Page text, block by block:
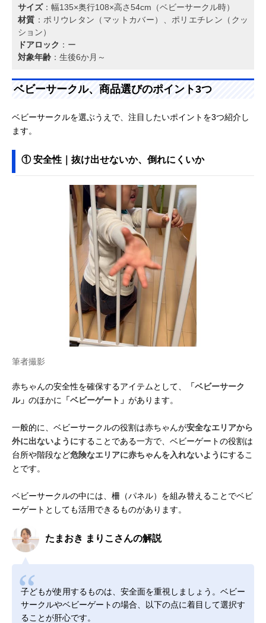
サイズ：幅135×奥行108×高さ54cm（ベビーサークル時）
材質 ：ポリウレタン（マットカバー）、ポリエチレン（クッ
ション）
ドアロック ：ー
対象年齢 ：生後6か月～
ベビーサークル、商品選びのポイント3つ
ベビーサークルを選ぶうえで、注目したいポイントを3つ紹介し
ます。
① 安全性｜抜け出せないか、倒れにくいか
筆者撮影
赤ちゃんの安全性を確保するアイテムとして、
「ベビーサーク
ル」 のほかに 「ベビーゲート」 があります。
一般的に、ベビーサークルの役割は赤ちゃんが安全なエリアから
外に出ないようにすることである一方で、ベビーゲートの役割は
台所や階段など危険なエリアに赤ちゃんを入れないようにするこ
とです。
ベビーサークルの中には、柵（パネル）を組み替えることでベビ
ーゲートとしても活用できるものがあります。
たまおき まりこさんの解説
子どもが使用するものは、安全面を重視しましょう。ベビー
サークルやベビーゲートの場合、以下の点に着目して選択す
ることが肝心です。